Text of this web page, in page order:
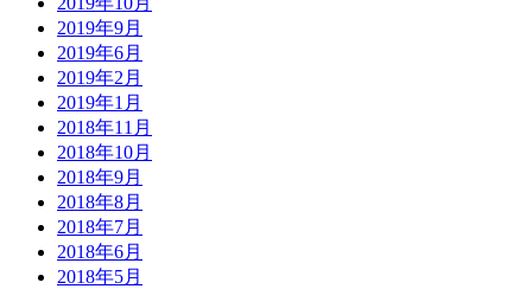
2019年9月
2019年6月
2019年2月
2019年1月
2018年11月
2018年10月
2018年9月
2018年8月
2018年7月
2018年6月
2018年5月